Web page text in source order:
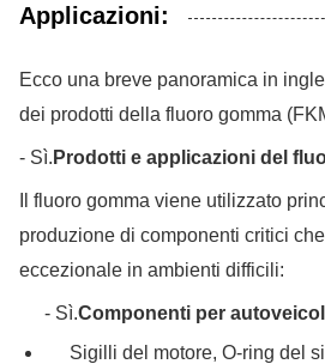
Applicazioni:
Ecco una breve panoramica in
dei prodotti della fluoro gomma
- Sì. Prodotti e applicazioni del
Il fluoro gomma viene utilizzato
produzione di componenti critici
eccezionale in ambienti difficili:
- Sì.Componenti per
Sigilli del motore, O-ring del